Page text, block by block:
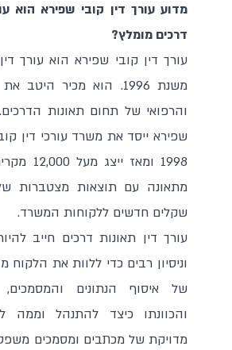
מדוע עורך דין קובי שפירא הוא
דרכים מומלץ?
עורך דין קובי שפירא הוא עורך
משנת 1996. הוא מכיר
והרפואי של תחום תאונות
שפירא ייסד את משרד עורכי דין
1998
מתאונה עם תוצאות מצטברות של
שקלים חדשים ללקוחות המשרד.
עורך דין תאונות דרכים חייב
וניסיון רבים כדי ללוות את
של איסוף הנתונים
והכוונתו כיצד להתנהל וממה
מדויקת של מכתבים ומסמכים